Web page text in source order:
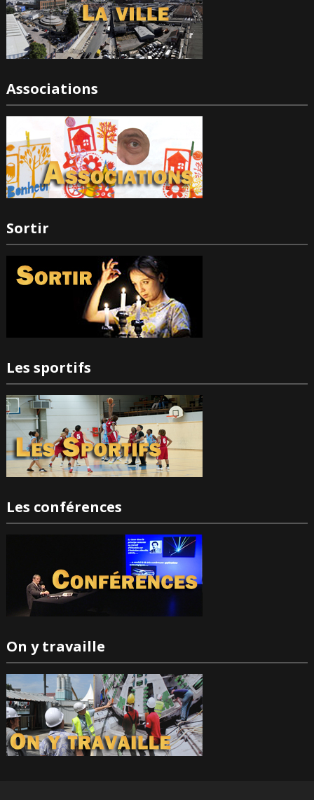
Associations
Sortir
Les sportifs
Les conférences
On y travaille